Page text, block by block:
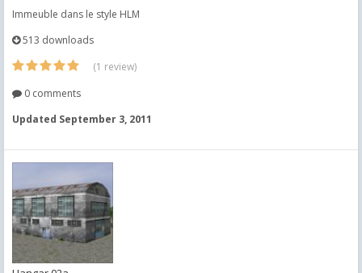
Immeuble dans le style HLM
513 downloads
(1 review)
0 comments
Updated September 3, 2011